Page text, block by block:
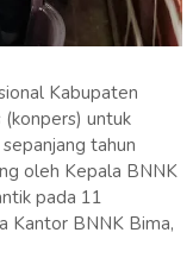
Kabupaten
untuk
tahun
oleh Kepala BNNK
pada 11
Kantor BNNK Bima,